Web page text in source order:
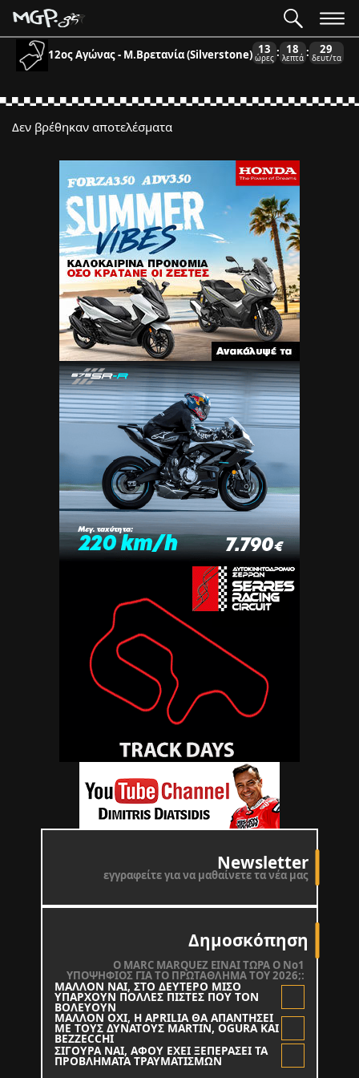
12ος Αγώνας - Μ.Βρετανία (Silverstone) 13
ώρες : 18
λεπτά : 29
δευτ/τα
Newsletter
εγγραφείτε για να μαθαίνετε τα νέα μας
Δημοσκόπηση
O MARC MARQUEZ ΕΙΝΑΙ ΤΩΡΑ Ο Νο1
ΥΠΟΨΗΦΙΟΣ ΓΙΑ ΤΟ ΠΡΩΤΑΘΛΗΜΑ ΤΟΥ 2026;:
ΜΑΛΛΟΝ ΝΑΙ, ΣΤΟ ΔΕΥΤΕΡΟ ΜΙΣΟ
ΥΠΑΡΧΟΥΝ ΠΟΛΛΕΣ ΠΙΣΤΕΣ ΠΟΥ ΤΟΝ
ΒΟΛΕΥΟΥΝ
ΜΑΛΛΟΝ ΟΧΙ, Η APRILIA ΘΑ ΑΠΑΝΤΗΣΕΙ
ΜΕ ΤΟΥΣ ΔΥΝΑΤΟΥΣ MARTIN, OGURA KAI
BEZZECCHI
ΣΙΓΟΥΡΑ ΝΑΙ, ΑΦΟΥ ΕΧΕΙ ΞΕΠΕΡΑΣΕΙ ΤΑ
ΠΡΟΒΛΗΜΑΤΑ ΤΡΑΥΜΑΤΙΣΜΩΝ
Δεν βρέθηκαν αποτελέσματα